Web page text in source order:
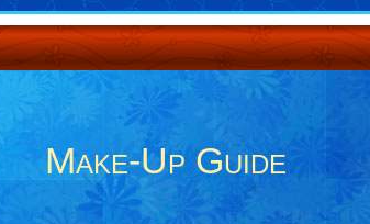
Make-Up Guide